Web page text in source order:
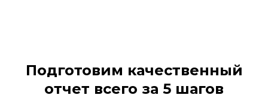
Подготовим качественный
отчет всего за 5 шагов